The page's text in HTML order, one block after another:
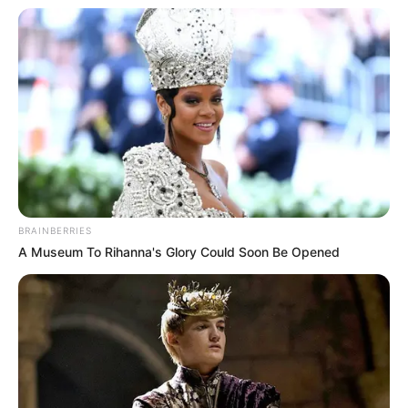
A fé continua sendo a marca registrada da
CONACS. —Foto/Reprodução.
"Não podemos esquecer jamais, que tudo estava desfavorável,
inclusive, o pessimismo era predominante no meio da categoria.
Angélica nas Redes Sociais, nos deparamos com a maior divisão
da categoria jamais vistas antes, principalmente no meio dos ACS.
Apesar desse quadro triste, as redes sociais foram usadas para
induzir a categoria ao erro com afirmação de que a Proposta de um
Piso Nacional com valor equivalente a 2 salários era
inconstitucional, que o texto da PEC 22 era de 2011, que o valor
grafado nela era de R$ 1.600. Essas e muitas outras mensagens
BRAINBERRIES
A Museum To Rihanna's Glory Could Soon Be Opened